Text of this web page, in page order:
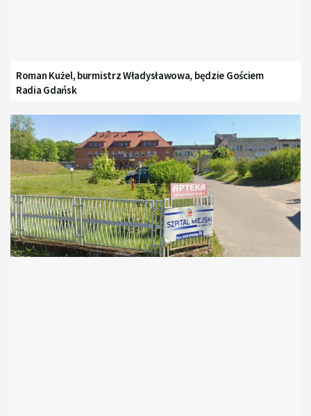
Roman Kużel, burmistrz Władysławowa, będzie Gościem
Radia Gdańsk